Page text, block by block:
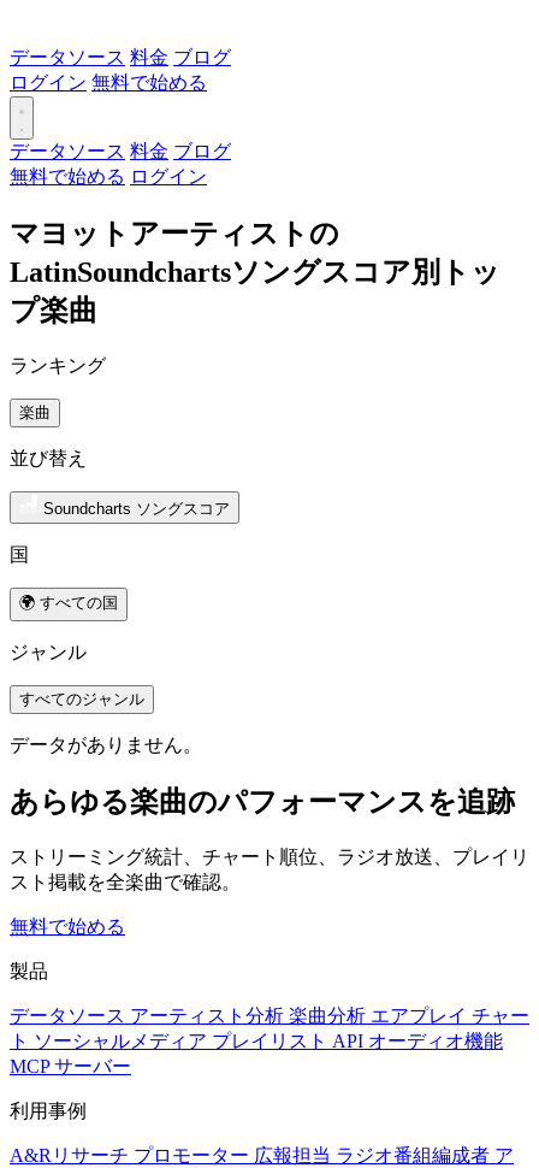
データソース 料金 ブログ
ログイン 無料で始める
データソース 料金 ブログ
無料で始める ログイン
マヨットアーティストの
LatinSoundchartsソングスコア別トッ
プ楽曲
ランキング
楽曲
並び替え
Soundcharts ソングスコア
国
🌍 すべての国
ジャンル
すべてのジャンル
データがありません。
あらゆる楽曲のパフォーマンスを追跡
ストリーミング統計、チャート順位、ラジオ放送、プレイリ
スト掲載を全楽曲で確認。
無料で始める
製品
データソース アーティスト分析 楽曲分析 エアプレイ チャー
ト ソーシャルメディア プレイリスト API オーディオ機能
MCP サーバー
利用事例
A&Rリサーチ プロモーター 広報担当 ラジオ番組編成者 ア